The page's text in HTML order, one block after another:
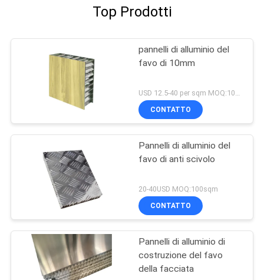
Top Prodotti
pannelli di alluminio del
favo di 10mm
USD 12.5-40 per sqm MOQ:100sqm
CONTATTO
Pannelli di alluminio del
favo di anti scivolo
20-40USD MOQ:100sqm
CONTATTO
Pannelli di alluminio di
costruzione del favo
della facciata